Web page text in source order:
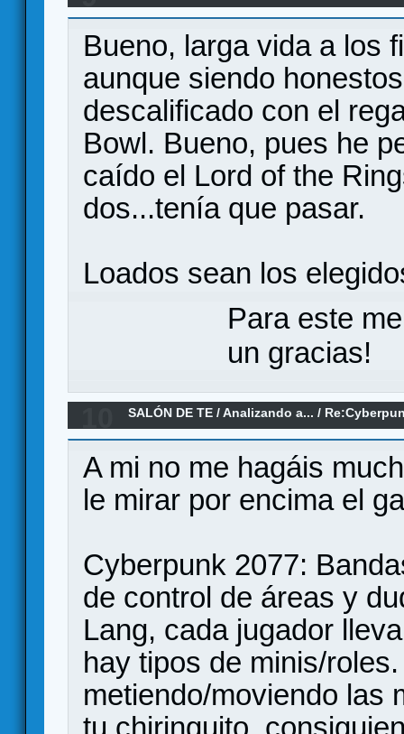
Bueno, larga vida a los
aunque siendo
descalificado con el
Bowl. Bueno, pues he
caído el Lord of the
dos...tenía que pasar.
Loados sean los
Para este
un gracias!
SALÓN DE TE /Analizando a... /
A mi no me hagáis
le mirar por encima el
Cyberpunk 2077:
de control de áreas y
Lang, cada jugador
hay tipos de minis/
metiendo/moviendo las